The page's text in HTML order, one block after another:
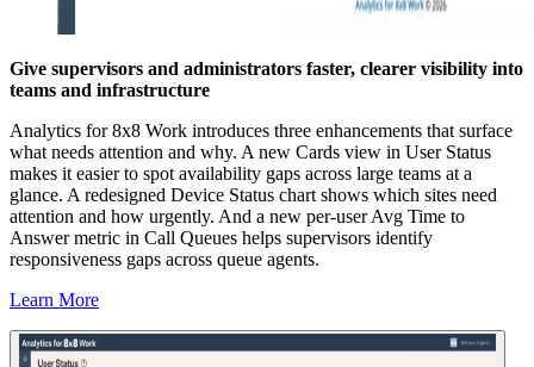
Give supervisors and administrators faster, clearer visibility into
teams and infrastructure
Analytics for 8x8 Work introduces three enhancements that surface
what needs attention and why. A new Cards view in User Status
makes it easier to spot availability gaps across large teams at a
glance. A redesigned Device Status chart shows which sites need
attention and how urgently. And a new per-user Avg Time to
Answer metric in Call Queues helps supervisors identify
responsiveness gaps across queue agents.
Learn More